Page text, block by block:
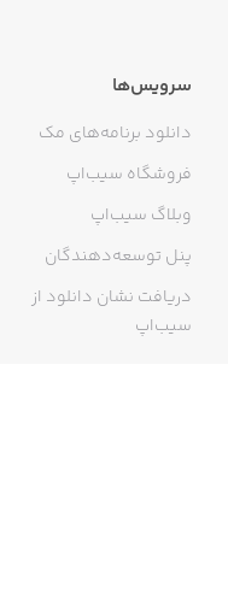
سرویس‌ها
دانلود برنامه‌های مک
فروشگاه سیب‌اپ
وبلاگ سیب‌اپ
پنل توسعه‌دهندگان
دریافت نشان دانلود از
سیب‌اپ